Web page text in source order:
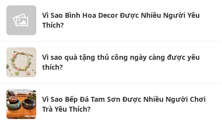
Vì Sao Bình Hoa Decor Được Nhiều Người Yêu
Thích?
Vì sao quà tặng thủ công ngày càng được yêu
thích?
Vì Sao Bếp Đá Tam Sơn Được Nhiều Người Chơi
Trà Yêu Thích?